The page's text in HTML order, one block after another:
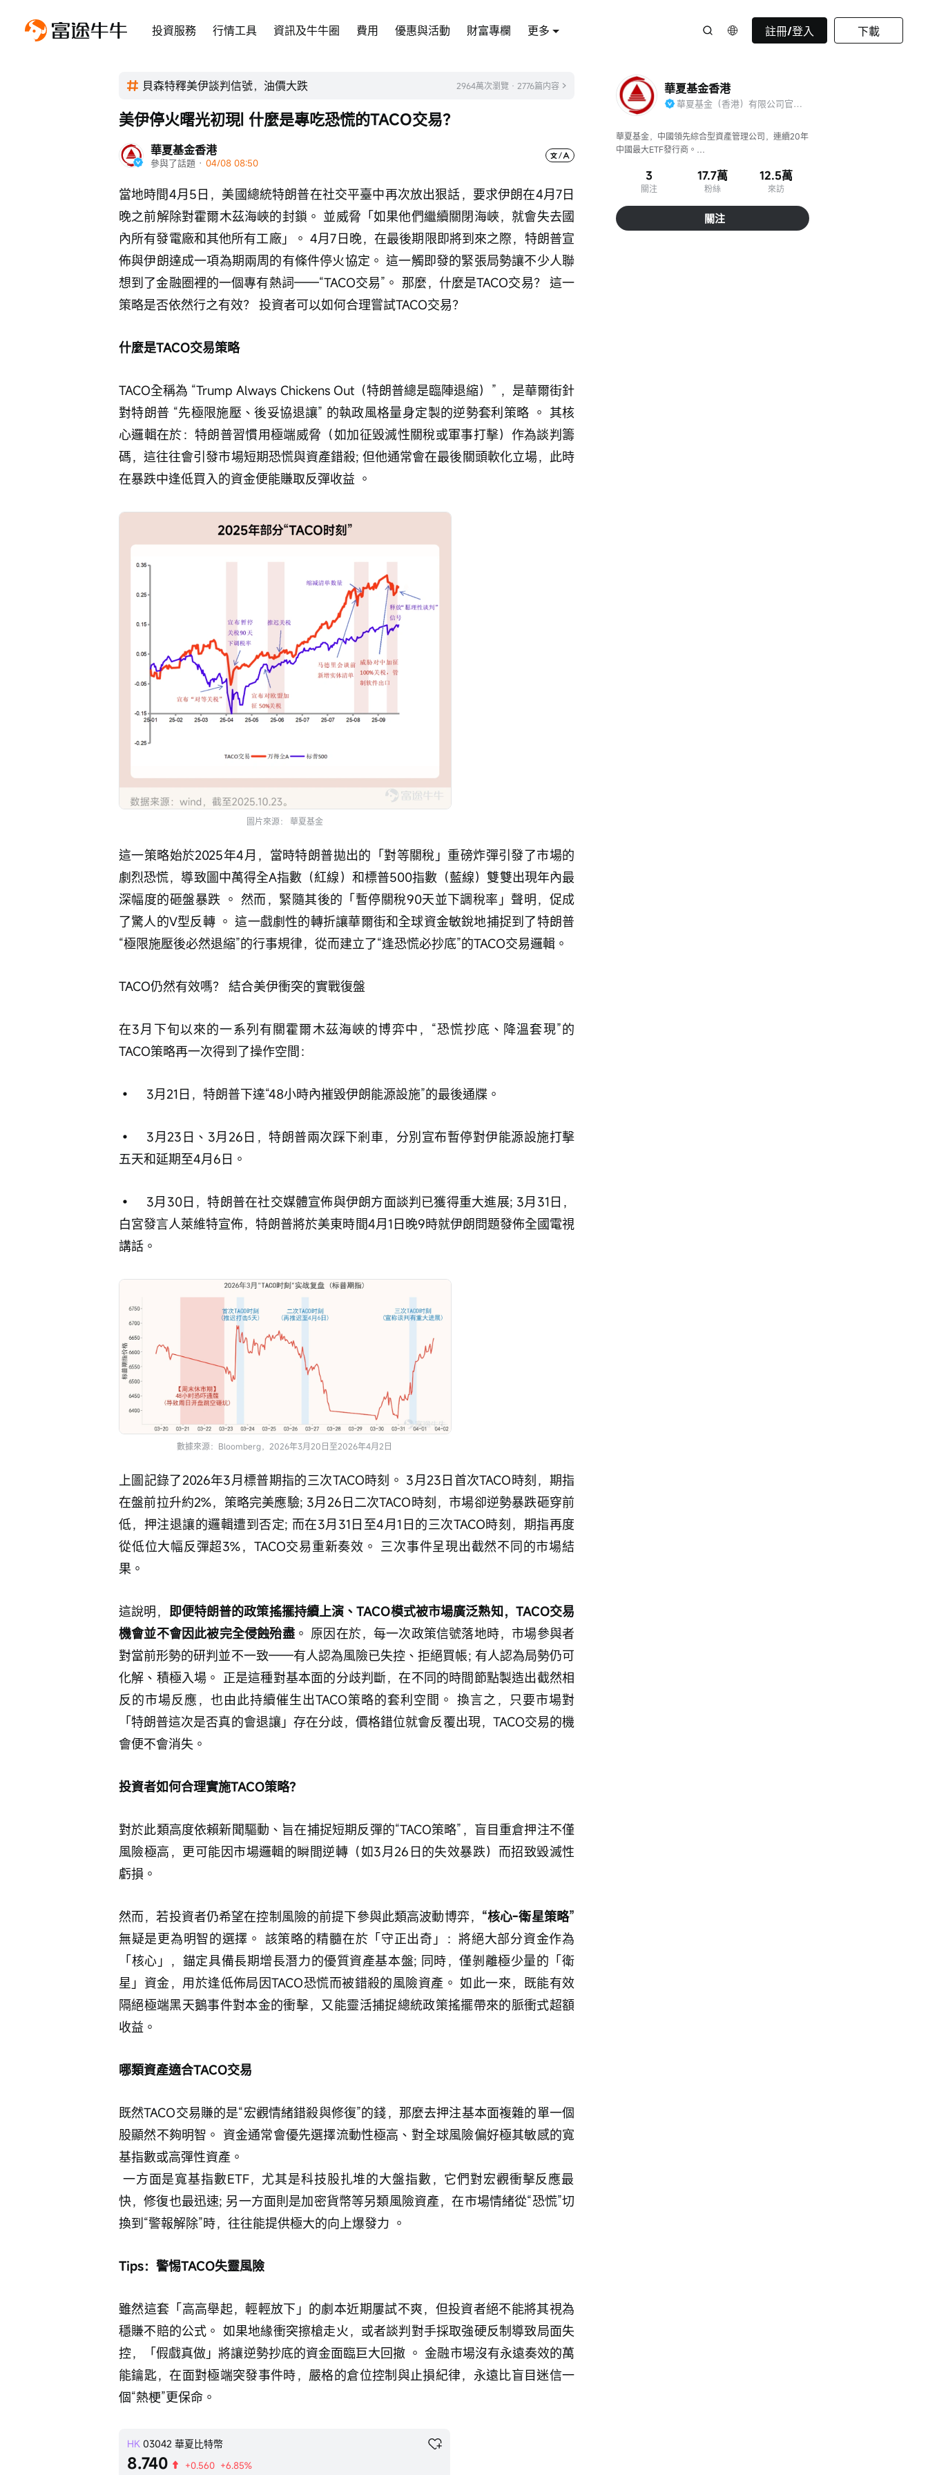
投資服務 行情工具 資訊及牛牛圈 費用 優惠與活動 財富專欄 更多 註冊/登入 下載
貝森特釋美伊談判信號，油價大跌 2964萬次瀏覽 · 2776篇内容
華夏基金香港
參與了話題 · 04/08 08:50
美伊停火曙光初現| 什麼是專吃恐慌的TACO交易？
當地時間4月5日，美國總統特朗普在社交平臺中再次放出狠話，要求伊朗在4月7日
晚之前解除對霍爾木茲海峽的封鎖。 並威脅「如果他們繼續關閉海峽，就會失去國
內所有發電廠和其他所有工廠」。 4月7日晚，在最後期限即將到來之際，特朗普宣
佈與伊朗達成一項為期兩周的有條件停火協定。 這一觸即發的緊張局勢讓不少人聯
想到了金融圈裡的一個專有熱詞——“TACO交易”。 那麼，什麼是TACO交易？ 這一
策略是否依然行之有效？ 投資者可以如何合理嘗試TACO交易？
什麼是TACO交易策略
TACO全稱為 “Trump Always Chickens Out（特朗普總是臨陣退縮）” ，是華爾街針
對特朗普 “先極限施壓、後妥協退讓” 的執政風格量身定製的逆勢套利策略 。 其核
心邏輯在於：特朗普習慣用極端威脅（如加征毀滅性關稅或軍事打擊）作為談判籌
碼，這往往會引發市場短期恐慌與資產錯殺; 但他通常會在最後關頭軟化立場，此時
在暴跌中逢低買入的資金便能賺取反彈收益 。
圖片來源： 華夏基金
這一策略始於2025年4月，當時特朗普拋出的「對等關稅」重磅炸彈引發了市場的
劇烈恐慌，導致圖中萬得全A指數（紅線）和標普500指數（藍線）雙雙出現年內最
深幅度的砸盤暴跌 。 然而，緊隨其後的「暫停關稅90天並下調稅率」聲明，促成
了驚人的V型反轉 。 這一戲劇性的轉折讓華爾街和全球資金敏銳地捕捉到了特朗普
“極限施壓後必然退縮”的行事規律，從而建立了“逢恐慌必抄底”的TACO交易邏輯。
TACO仍然有效嗎？ 結合美伊衝突的實戰復盤
在3月下旬以來的一系列有關霍爾木茲海峽的博弈中，“恐慌抄底、降溫套現”的
TACO策略再一次得到了操作空間：
•	3月21日，特朗普下達“48小時內摧毀伊朗能源設施”的最後通牒。
•	3月23日、3月26日，特朗普兩次踩下剎車，分別宣布暫停對伊能源設施打擊
五天和延期至4月6日。
•	3月30日，特朗普在社交媒體宣佈與伊朗方面談判已獲得重大進展; 3月31日，
白宮發言人萊維特宣佈，特朗普將於美東時間4月1日晚9時就伊朗問題發佈全國電視
講話。
數據來源：Bloomberg，2026年3月20日至2026年4月2日
上圖記錄了2026年3月標普期指的三次TACO時刻。 3月23日首次TACO時刻，期指
在盤前拉升約2%，策略完美應驗; 3月26日二次TACO時刻，市場卻逆勢暴跌砸穿前
低，押注退讓的邏輯遭到否定; 而在3月31日至4月1日的三次TACO時刻，期指再度
從低位大幅反彈超3%，TACO交易重新奏效。 三次事件呈現出截然不同的市場結
果。
這說明， 即便特朗普的政策搖擺持續上演、TACO模式被市場廣泛熟知，TACO交易
機會並不會因此被完全侵蝕殆盡。 原因在於，每一次政策信號落地時，市場參與者
對當前形勢的研判並不一致——有人認為風險已失控、拒絕買帳; 有人認為局勢仍可
化解、積極入場。 正是這種對基本面的分歧判斷，在不同的時間節點製造出截然相
反的市場反應，也由此持續催生出TACO策略的套利空間。 換言之，只要市場對
「特朗普這次是否真的會退讓」存在分歧，價格錯位就會反覆出現，TACO交易的機
會便不會消失。
投資者如何合理實施TACO策略？
對於此類高度依賴新聞驅動、旨在捕捉短期反彈的“TACO策略”，盲目重倉押注不僅
風險極高，更可能因市場邏輯的瞬間逆轉（如3月26日的失效暴跌）而招致毀滅性
虧損。
然而，若投資者仍希望在控制風險的前提下參與此類高波動博弈， “核心-衛星策略”
無疑是更為明智的選擇。 該策略的精髓在於「守正出奇」：將絕大部分資金作為
「核心」，錨定具備長期增長潛力的優質資產基本盤; 同時，僅剝離極少量的「衛
星」資金，用於逢低佈局因TACO恐慌而被錯殺的風險資產。 如此一來，既能有效
隔絕極端黑天鵝事件對本金的衝擊，又能靈活捕捉總統政策搖擺帶來的脈衝式超額
收益。
哪類資產適合TACO交易
既然TACO交易賺的是“宏觀情緒錯殺與修復”的錢，那麼去押注基本面複雜的單一個
股顯然不夠明智。 資金通常會優先選擇流動性極高、對全球風險偏好極其敏感的寬
基指數或高彈性資產。
快，修復也最迅速; 另一方面則是加密貨幣等另類風險資產，在市場情緒從“恐慌”切
換到“警報解除”時，往往能提供極大的向上爆發力 。
Tips：警惕TACO失靈風險
雖然這套「高高舉起，輕輕放下」的劇本近期屢試不爽，但投資者絕不能將其視為
穩賺不賠的公式。 如果地緣衝突擦槍走火，或者談判對手採取強硬反制導致局面失
控，「假戲真做」將讓逆勢抄底的資金面臨巨大回撤 。 金融市場沒有永遠奏效的萬
能鑰匙，在面對極端突發事件時，嚴格的倉位控制與止損紀律，永遠比盲目迷信一
個“熱梗”更保命。
HK 03042 華夏比特幣
8.740 +0.560 +6.85%
華夏基金香港
華夏基金（香港）有限公司官方賬號
華夏基金，中國領先綜合型資產管理公司，連續20年
中國最大ETF發行商。
3
關注
17.7萬
粉絲
12.5萬
來訪
關注